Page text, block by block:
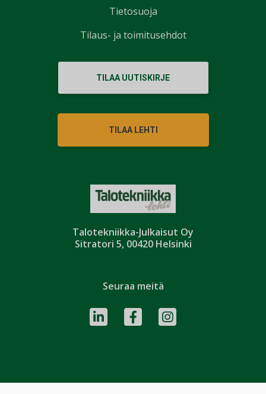
Talotekniikka-Julkaisut Oy
Sitratori 5, 00420 Helsinki
TILAA UUTISKIRJE
TILAA LEHTI
Seuraa meitä
Tietosuoja
Tilaus- ja toimitusehdot